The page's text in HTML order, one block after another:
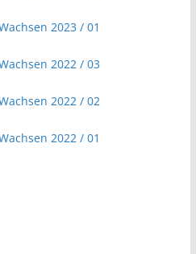
2023 / 01
2022 / 03
2022 / 02
2022 / 01